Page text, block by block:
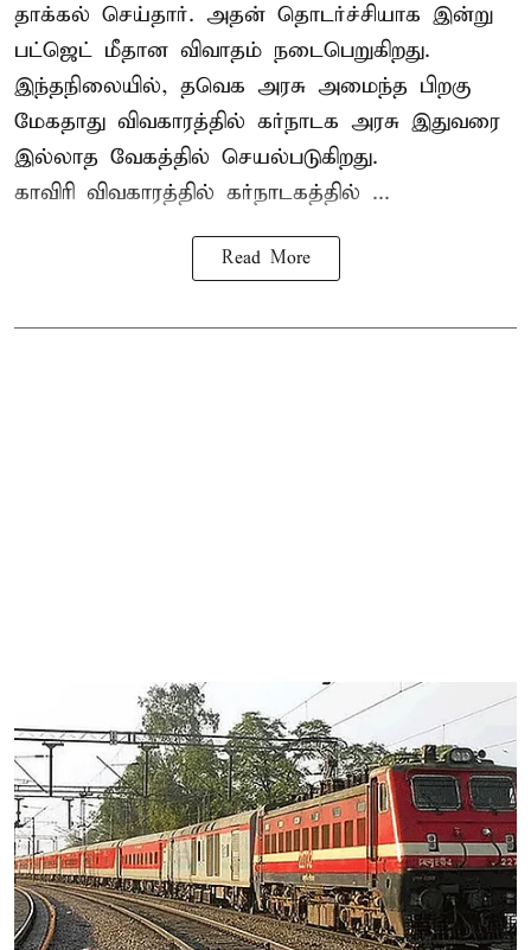
தாக்கல் செய்தார். அதன் தொடர்ச்சியாக இன்று
பட்ஜெட் மீதான விவாதம் நடைபெறுகிறது.
இந்தநிலையில், தவெக அரசு அமைந்த பிறகு
மேகதாது விவகாரத்தில் கர்நாடக அரசு இதுவரை
இல்லாத வேகத்தில் செயல்படுகிறது.
காவிரி விவகாரத்தில் கர்நாடகத்தில் ...
Read More